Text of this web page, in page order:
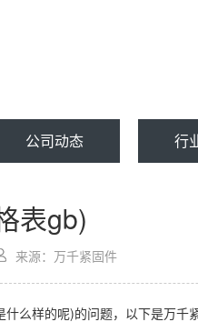
公司动态 行
表gb)
来源：万千紧固件
么样的呢)的问题，以下是万千